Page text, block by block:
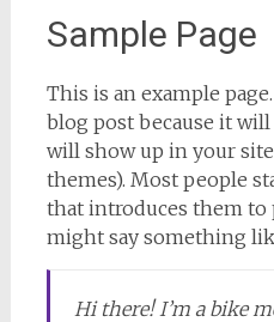
Sample Page
This is an example
blog post because it
will show up in your
themes). Most people
that introduces them
might say something
Hi there! I’m a bike